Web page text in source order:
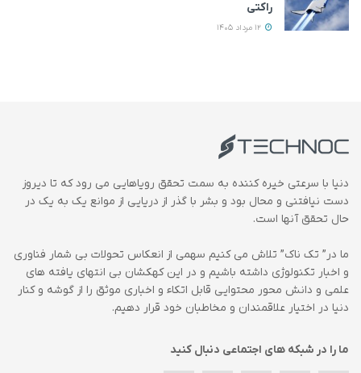
راکتی
دنیا با سرعتی خیره کننده به سمت تحقق رویاهایی می رود که تا دیروز
دست نیافتنی و محال بود و بشر با گذر از دریایی از موانع یک به یک در
حال تحقق آنها است.
ما در” تک ناک” تلاش می کنیم سهمی از انعکاس تحولات بی شمار فناوری
و اخبار تکنولوژی داشته باشیم و در این کهکشان بی انتهای یافته های
علمی و دانش محور محتوایی قابل اتکاء و اخباری موثق را از گوشه و کنار
دنیا در اختیار علاقمندان و مخاطبان خود قرار دهیم.
ما را در شبکه های اجتماعی دنبال کنید